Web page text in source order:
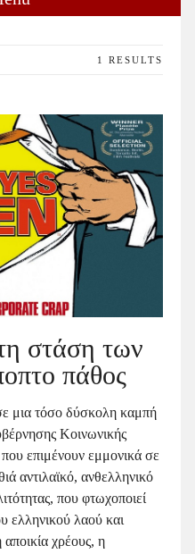
1 RESULTS
στάση των
πάθος
μια τόσο δύσκολη καμπή
Κοινωνικής
επιμένουν εμμονικά σε
αντιλαϊκό, ανθελληνικό
που φτωχοποιεί
ελληνικού λαού και
χρέους, η